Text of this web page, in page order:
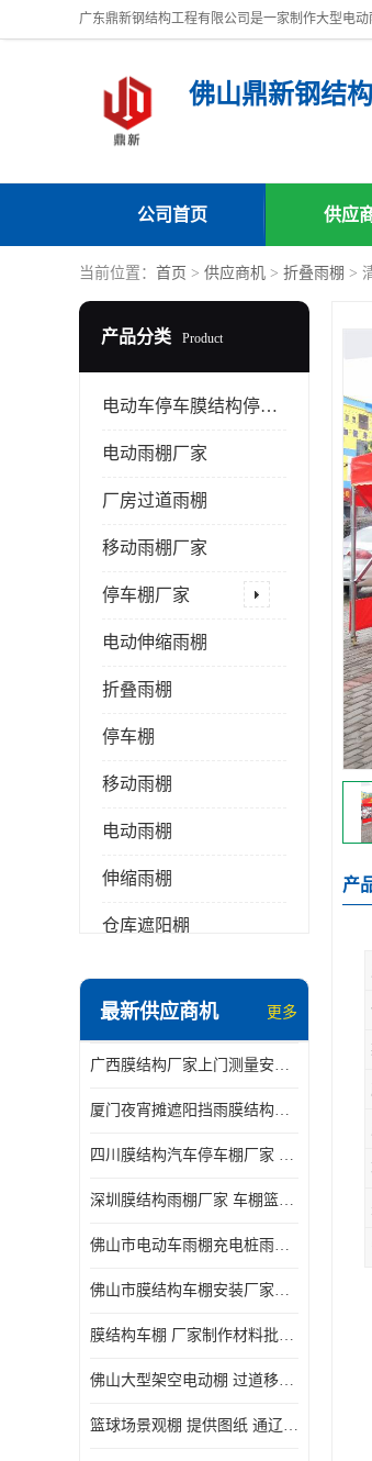
佛山鼎新钢结
公司首页 供应
当前位置： 首页 > 供应商机 > 折叠雨棚 >
产品分类 Product
电动车停车膜结构停车棚
电动雨棚厂家
厂房过道雨棚
移动雨棚厂家
停车棚厂家
电动伸缩雨棚
折叠雨棚
停车棚
移动雨棚
电动雨棚
伸缩雨棚
仓库遮阳棚
电动推拉雨棚
膜结构停景观棚
最新供应商机 更多
广西膜结构厂家上门测量安装发货，厂家发货没有差价
厦门夜宵摊遮阳挡雨膜结构雨棚设计 上门测量 款式多
四川膜结构汽车停车棚厂家 款式多 提供报价
深圳膜结构雨棚厂家 车棚篮球场体育看台 规格多样
佛山市电动车雨棚充电桩雨棚小区电动车棚
佛山市膜结构车棚安装厂家发货安装
膜结构车棚 厂家制作材料批发安装一体式工厂
佛山大型架空电动棚 过道移动雨蓬 屋轨道悬空棚免费测量
篮球场景观棚 提供图纸 通辽膜结构厂家
产